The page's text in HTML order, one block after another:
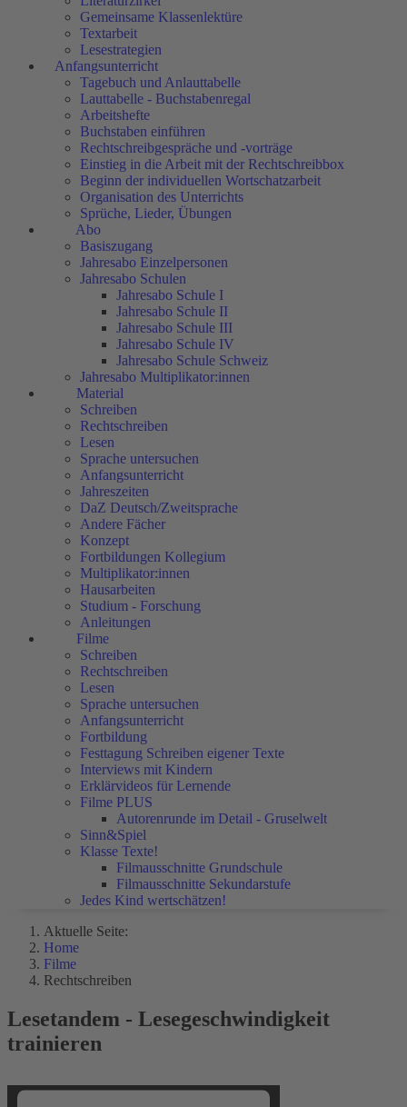
Gemeinsame Klassenlektüre
Textarbeit
Lesestrategien
Anfangsunterricht
Tagebuch und Anlauttabelle
Lauttabelle - Buchstabenregal
Arbeitshefte
Buchstaben einführen
Rechtschreibgespräche und -vorträge
Einstieg in die Arbeit mit der Rechtschreibbox
Beginn der individuellen Wortschatzarbeit
Organisation des Unterrichts
Sprüche, Lieder, Übungen
Abo
Basiszugang
Jahresabo Einzelpersonen
Jahresabo Schulen
Jahresabo Schule I
Jahresabo Schule II
Jahresabo Schule III
Jahresabo Schule IV
Jahresabo Schule Schweiz
Jahresabo Multiplikator:innen
Material
Schreiben
Rechtschreiben
Lesen
Sprache untersuchen
Anfangsunterricht
Jahreszeiten
DaZ Deutsch/Zweitsprache
Andere Fächer
Konzept
Fortbildungen Kollegium
Multiplikator:innen
Hausarbeiten
Studium - Forschung
Anleitungen
Filme
Schreiben
Rechtschreiben
Lesen
Sprache untersuchen
Anfangsunterricht
Fortbildung
Festtagung Schreiben eigener Texte
Interviews mit Kindern
Erklärvideos für Lernende
Filme PLUS
Autorenrunde im Detail - Gruselwelt
Sinn&Spiel
Klasse Texte!
Filmausschnitte Grundschule
Filmausschnitte Sekundarstufe
Jedes Kind wertschätzen!
Aktuelle Seite:
Home
Filme
Rechtschreiben
Lesetandem - Lesegeschwindigkeit
trainieren